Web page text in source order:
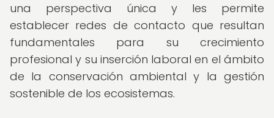
una perspectiva única y les permite
establecer redes de contacto que resultan
fundamentales para su crecimiento
profesional y su inserción laboral en el ámbito
de la conservación ambiental y la gestión
sostenible de los ecosistemas.